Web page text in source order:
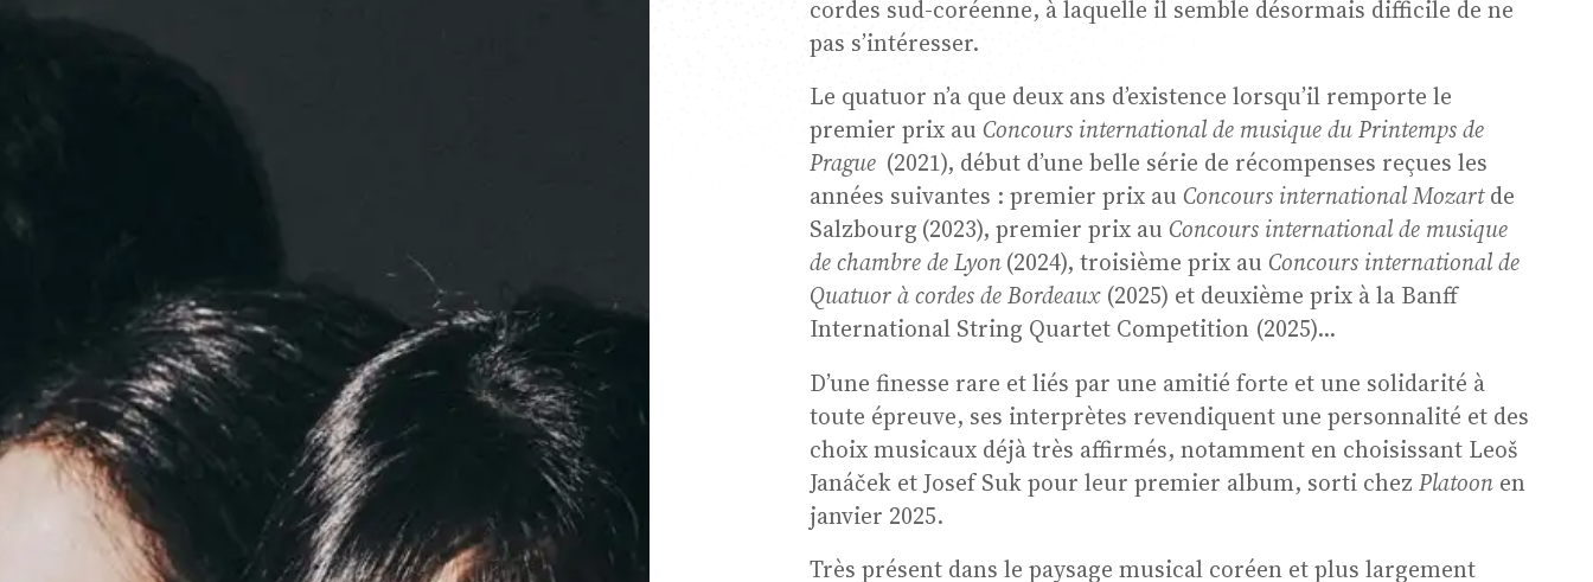
cordes sud-coréenne, à laquelle il semble désormais difficile de ne
pas s’intéresser.
Le quatuor n’a que deux ans d’existence lorsqu’il remporte le
premier prix au Concours international de musique du Printemps de
Prague(2021), début d’une belle série de récompenses reçues les
années suivantes : premier prix au Concours international Mozartde
Salzbourg (2023), premier prix au Concours international de musique
de chambre de Lyon(2024), troisième prix au Concours international de
Quatuor à cordes de Bordeaux(2025) et deuxième prix à la Banff
International String Quartet Competition (2025)...
D’une finesse rare et liés par une amitié forte et une solidarité à
toute épreuve, ses interprètes revendiquent une personnalité et des
choix musicaux déjà très affirmés, notamment en choisissant Leoš
Janáček et Josef Suk pour leur premier album, sorti chez Platoonen
janvier 2025.
Très présent dans le paysage musical coréen et plus largement
de Musique de
Chambre
Résidence jeunes
interprètes
Formation